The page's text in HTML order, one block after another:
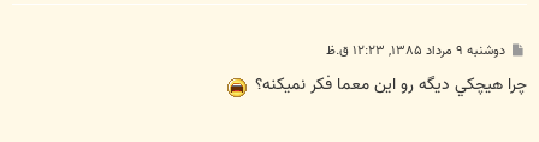
پ
ت
دوشنبه ۹ مرداد ۱۳۸۵, ۱۲:۲۳ ق.ظ
چرا هيچكي ديگه رو اين معما فكر نميكنه؟